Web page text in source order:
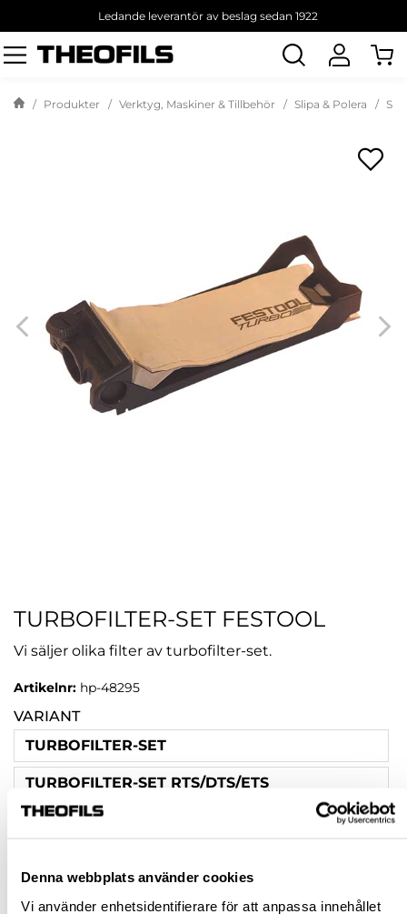
Denna webbplats använder cookies
Vi använder enhetsidentifierare för att anpassa innehållet
Ledande leverantör av beslag sedan 1922
Sök
produkt
Produkter Verktyg, Maskiner & Tillbehör Slipa & Polera
TURBOFILTER-SET FESTOOL
Vi säljer olika filter av turbofilter-set.
Artikelnr: hp-48295
VARIANT
TURBOFILTER-SET
TURBOFILTER-SET RTS/DTS/ETS